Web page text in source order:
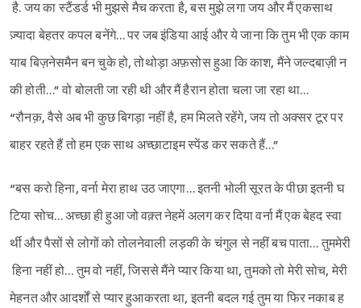
है. जय का स्टैंडर्ड भी मुझसे मैच करता है, बस मुझे लगा जय और मैं एकसाथ
ज़्यादा बेहतर कपल बनेंगे… पर जब इंडिया आई और ये जाना कि तुम भी एक काम
याब बिज़नेसमैन बन चुके हो, तोथोड़ा अफ़सोस हुआ कि काश, मैंने जल्दबाज़ी न
की होती…” वो बोलती जा रही थी और मैं हैरान होता चला जा रहा था…
“रौनक़, वैसे अब भी कुछ बिगड़ा नहीं है, हम मिलते रहेंगे, जय तो अक्सर टूर पर
बाहर रहते हैं तो हम एक साथ अच्छाटाइम स्पेंड कर सकते हैं…”
“बस करो हिना, वर्ना मेरा हाथ उठ जाएगा… इतनी भोली सूरत के पीछा इतनी घ
टिया सोच… अच्छा ही हुआ जो वक़्त नेहमें अलग कर दिया वर्ना मैं एक बेहद स्वा
र्थी और पैसों से लोगों को तोलनेवाली लड़की के चंगुल से नहीं बच पाता… तुममेरी
हिना नहीं हो… तुम वो नहीं, जिससे मैंने प्यार किया था, तुमको तो मेरी सोच, मेरी
मेहनत और आदर्शों से प्यार हुआकरता था, इतनी बदल गई तुम या फिर नकाब ह